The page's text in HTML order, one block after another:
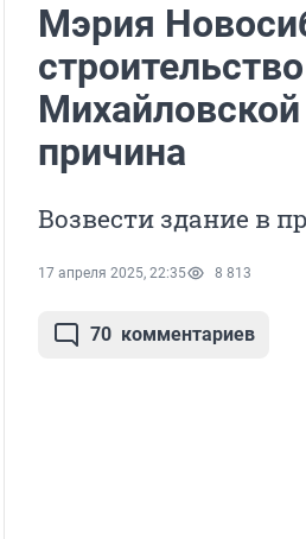
Мэрия
причина
Возвести здание в
17 апреля 2025, 22:35 8 813
70 комментариев